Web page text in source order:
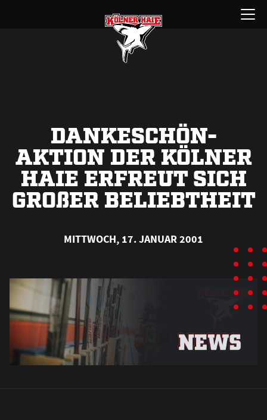
Menü
öffnen
DANKESCHÖN-
AKTION DER KÖLNER
HAIE ERFREUT SICH
GROßER BELIEBTHEIT
MITTWOCH, 17. JANUAR 2001